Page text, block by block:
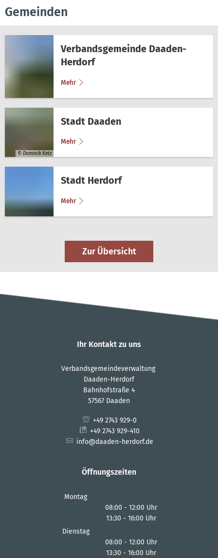
Gemeinden
Verbandsgemeinde Daaden-
Herdorf
Mehr
© Dominik Ketz
Stadt Daaden
Mehr
Stadt Herdorf
Mehr
Zur Übersicht
Ihr Kontakt zu uns
Verbandsgemeindeverwaltung
Daaden-Herdorf
Bahnhofstraße 4
57567 Daaden
+49 2743 929-0
+49 2743 929-410
info@daaden-herdorf.de
Öffnungszeiten
Montag
08:00 - 12:00 Uhr
Von 08:00 bis 12:00 Uhr
13:30 - 16:00 Uhr
Dienstag
08:00 - 12:00 Uhr
Von 08:00 bis 12:00 Uhr
13:30 - 16:00 Uhr